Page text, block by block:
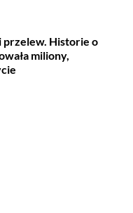
przelew. Historie o
miliony,